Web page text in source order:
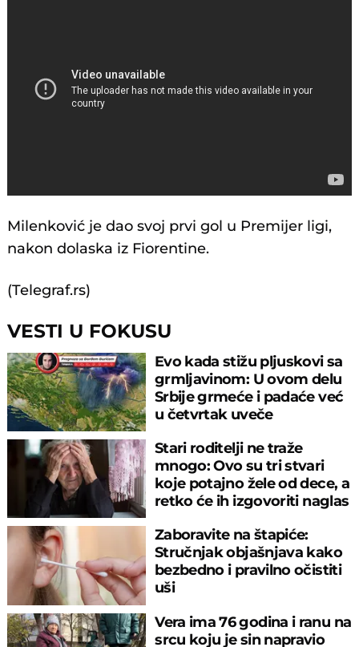
Milenković je dao svoj prvi gol u Premijer ligi,
nakon dolaska iz Fiorentine.
(Telegraf.rs)
VESTI U FOKUSU
Evo kada stižu pljuskovi sa
grmljavinom: U ovom delu
Srbije grmeće i padaće već
u četvrtak uveče
Stari roditelji ne traže
mnogo: Ovo su tri stvari
koje potajno žele od dece, a
retko će ih izgovoriti naglas
Zaboravite na štapiće:
Stručnjak objašnjava kako
bezbedno i pravilno očistiti
uši
Vera ima 76 godina i ranu na
srcu koju je sin napravio